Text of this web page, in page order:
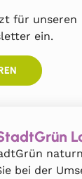
für unseren
ein.
bei der